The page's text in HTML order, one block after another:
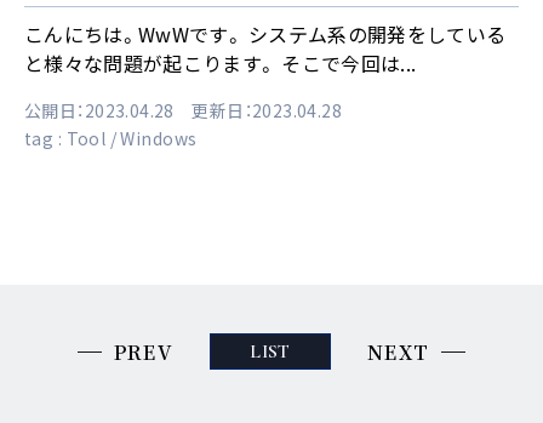
こんにちは。WwWです。 システム系の開発をしている
と様々な問題が起こります。 そこで今回は...
公開日：2023.04.28 更新日：2023.04.28
tag : Tool Windows
PREV LIST NEXT